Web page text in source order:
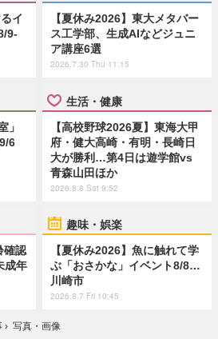
イ
9-
【夏休み2026】東大メタバー
ス工学部、生成AIなどジュニ
ア講座6選
2026.7.30 Thu 11:15
」
6
生活・健康
【高校野球2026夏】東海大甲
府・健大高崎・有明・長崎日
大が勝利…第4日は遊学館vs
青森山田ほか
2026.8.8 Sat 9:52
確認
成年
趣味・娯楽
【夏休み2026】魚に触れて学
ぶ「おさかな」イベント8/8…
川崎市
2026.8.7 Fri 10:45
› 写真・画像